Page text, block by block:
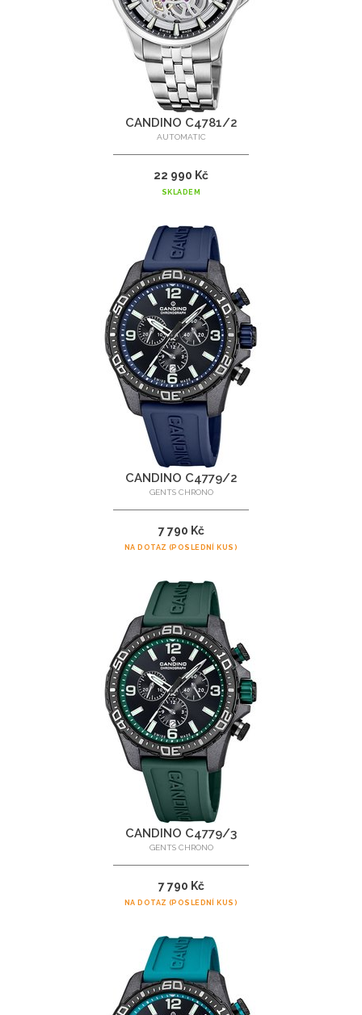
CANDINO C4781/2
AUTOMATIC
22 990 Kč
SKLADEM
CANDINO C4779/2
GENTS CHRONO
7 790 Kč
NA DOTAZ (POSLEDNÍ KUS)
CANDINO C4779/3
GENTS CHRONO
7 790 Kč
NA DOTAZ (POSLEDNÍ KUS)